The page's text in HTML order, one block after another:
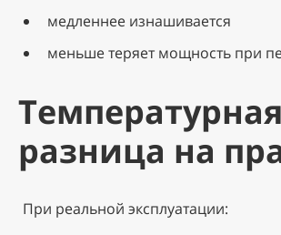
медленнее изнашивается
меньше теряет мощность при
Температурная
разница на
При реальной эксплуатации: